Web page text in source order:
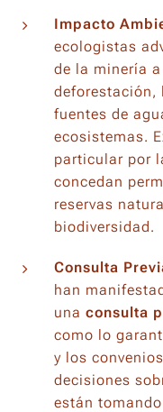
Impacto
ecologistas
de la minería
deforestación,
fuentes de
ecosistemas.
particular por
concedan
reservas
biodiversidad.
Consulta
han
una consulta
como lo
y los
decisiones
están